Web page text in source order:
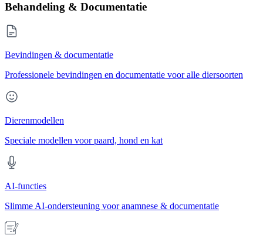
Behandeling & Documentatie
Bevindingen & documentatie
Professionele bevindingen en documentatie voor alle diersoorten
Dierenmodellen
Speciale modellen voor paard, hond en kat
AI-functies
Slimme AI-ondersteuning voor anamnese & documentatie